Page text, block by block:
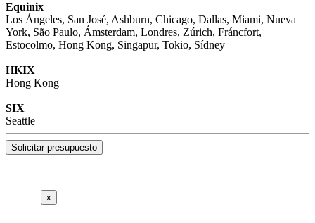
Equinix
Los Ángeles, San José, Ashburn, Chicago, Dallas, Miami, Nueva
York, São Paulo, Ámsterdam, Londres, Zúrich, Fráncfort,
Estocolmo, Hong Kong, Singapur, Tokio, Sídney
HKIX
Hong Kong
SIX
Seattle
Solicitar presupuesto
x